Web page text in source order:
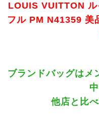
LOUIS VUITTON
フル PM N41359
ブランドバッグはメ
他店と比